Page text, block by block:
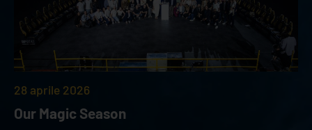
28 aprile 2026
Our Magic Season